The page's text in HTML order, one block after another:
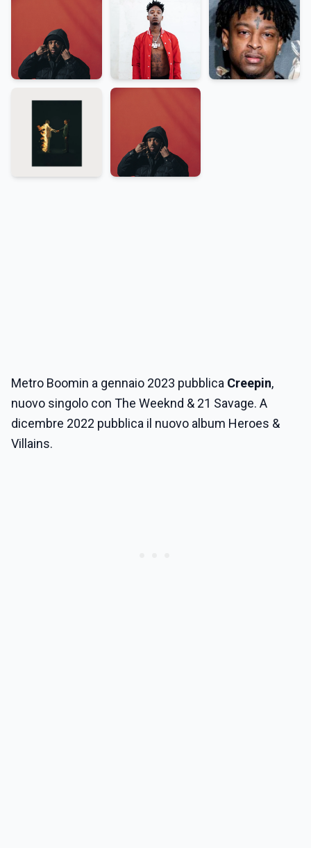
Metro Boomin a gennaio 2023 pubblica Creepin,
nuovo singolo con The Weeknd & 21 Savage. A
dicembre 2022 pubblica il nuovo album Heroes &
Villains.